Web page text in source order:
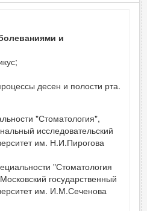
и
десен и полости рта.
"Стоматология",
исследовательский
им. Н.И.Пирогова
"Стоматология
государственный
им. И.М.Сеченова